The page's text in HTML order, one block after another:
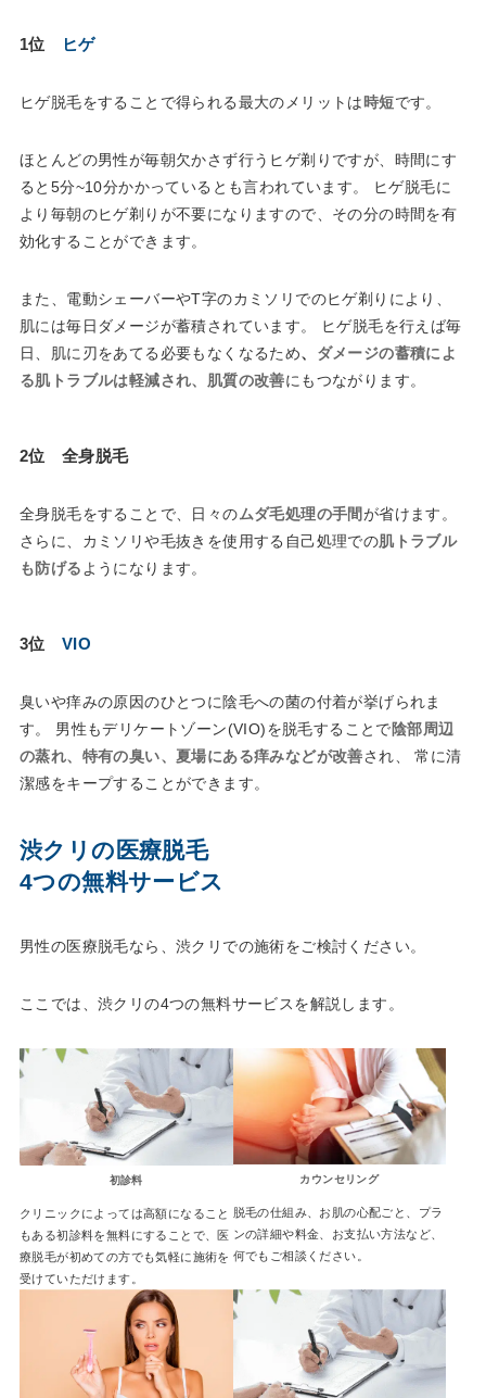
1位 ヒゲ
ヒゲ脱毛をすることで得られる最大のメリットは 時短です。
ほとんどの男性が毎朝欠かさず行うヒゲ剃りですが、時間にす
ると5分~10分かかっているとも言われています。 ヒゲ脱毛に
より毎朝のヒゲ剃りが不要になりますので、その分の時間を有
効化することができます。
また、電動シェーバーやT字のカミソリでのヒゲ剃りにより、
肌には毎日ダメージが蓄積されています。 ヒゲ脱毛を行えば毎
日、肌に刃をあてる必要もなくなるため、 ダメージの蓄積によ
る肌トラブルは軽減され、肌質の改善にもつながります。
2位 全身脱毛
全身脱毛をすることで、日々のムダ毛処理の手間が省けます。
さらに、カミソリや毛抜きを使用する自己処理での肌トラブル
も防げる ようになります。
3位VIO
臭いや痒みの原因のひとつに陰毛への菌の付着が挙げられま
す。 男性もデリケートゾーン(VIO)を脱毛することで陰部周辺
の蒸れ、特有の臭い、夏場にある痒みなどが改善され、 常に清
潔感をキープすることができます。
渋クリの医療脱毛
4つの無料サービス
男性の医療脱毛なら、渋クリでの施術をご検討ください。
ここでは、渋クリの4つの無料サービスを解説します。
初診料
クリニックによっては高額になること
もある初診料を無料にすることで、医
療脱毛が初めての方でも気軽に施術を
受けていただけます。
カウンセリング
脱毛の仕組み、お肌の心配ごと、プラ
ンの詳細や料金、お支払い方法など、
何でもご相談ください。